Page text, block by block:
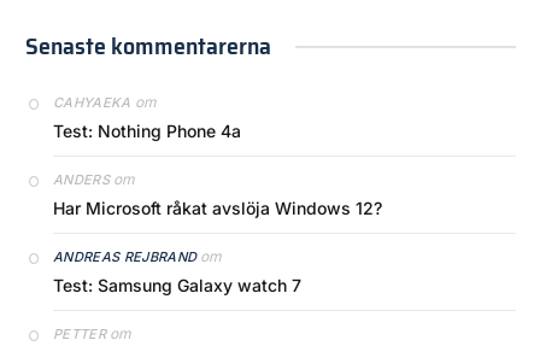
Senaste kommentarerna
CAHYAEKA om
Test: Nothing Phone 4a
ANDERSom
Har Microsoft råkat avslöja Windows 12?
ANDREAS REJBRANDom
Test: Samsung Galaxy watch 7
PETTERom